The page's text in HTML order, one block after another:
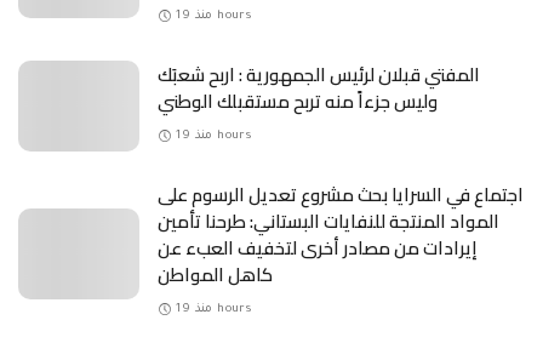
منذ 19 hours
المفتي قبلان لرئيس الجمهورية : اربح شعبَك
وليس جزءاً منه تربح مستقبلك الوطني
منذ 19 hours
اجتماع في السرايا بحث مشروع تعديل الرسوم على
المواد المنتجة للنفايات البستاني: طرحنا تأمين
إيرادات من مصادر أخرى لتخفيف العبء عن
كاهل المواطن
منذ 19 hours